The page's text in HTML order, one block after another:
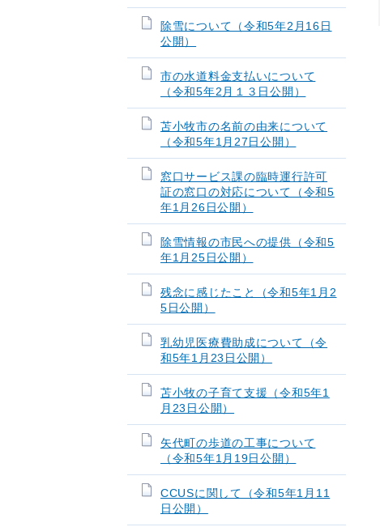
除雪について（令和5年2月16日
公開）
市の水道料金支払いについて
（令和5年2月１３日公開）
苫小牧市の名前の由来について
（令和5年1月27日公開）
窓口サービス課の臨時運行許可
証の窓口の対応について（令和5
年1月26日公開）
除雪情報の市民への提供（令和5
年1月25日公開）
残念に感じたこと（令和5年1月2
5日公開）
乳幼児医療費助成について（令
和5年1月23日公開）
苫小牧の子育て支援（令和5年1
月23日公開）
矢代町の歩道の工事について
（令和5年1月19日公開）
CCUSに関して（令和5年1月11
日公開）